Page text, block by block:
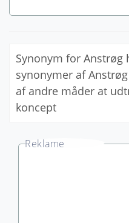
Synonym for Anstrøg
synonymer af
af andre måder at
koncept